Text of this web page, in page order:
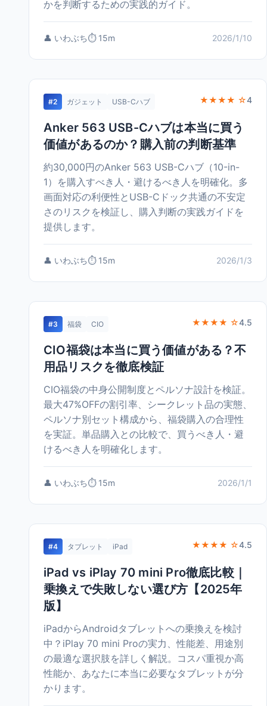
かを判断するための実践的ガイド。
👤 いわぶち⏱️ 15m 2026/1/10
#2 ガジェット USB-Cハブ ★★★★ ☆4
Anker 563 USB-Cハブは本当に買う
価値があるのか？購入前の判断基準
約30,000円のAnker 563 USB-Cハブ（10-in-
1）を購入すべき人・避けるべき人を明確化。多
画面対応の利便性とUSB-Cドック共通の不安定
さのリスクを検証し、購入判断の実践ガイドを
提供します。
👤 いわぶち⏱️ 15m 2026/1/3
#3 福袋 CIO ★★★★ ☆4.5
CIO福袋は本当に買う価値がある？不
用品リスクを徹底検証
CIO福袋の中身公開制度とペルソナ設計を検証。
最大47%OFFの割引率、シークレット品の実態、
ペルソナ別セット構成から、福袋購入の合理性
を実証。単品購入との比較で、買うべき人・避
けるべき人を明確化します。
👤 いわぶち⏱️ 15m 2026/1/1
#4 タブレット iPad ★★★★ ☆4.5
iPad vs iPlay 70 mini Pro徹底比較｜
乗換えで失敗しない選び方【2025年
版】
iPadからAndroidタブレットへの乗換えを検討
中？iPlay 70 mini Proの実力、性能差、用途別
の最適な選択肢を詳しく解説。コスパ重視か高
性能か、あなたに本当に必要なタブレットが分
かります。